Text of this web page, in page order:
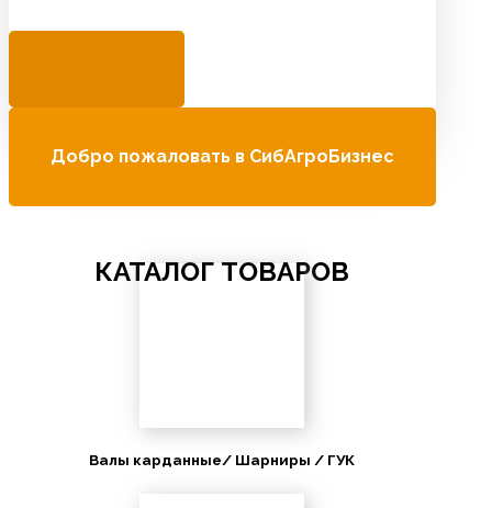
Добро пожаловать в СибАгроБизнес
КАТАЛОГ ТОВАРОВ
Валы карданные/ Шарниры / ГУК